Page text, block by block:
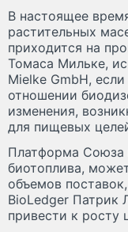
В настоящее
растительных
приходится на
Томаса Мильке,
Mielke GmbH,
отношении
изменения,
для пищевых
Платформа Союза
биотоплива,
объемов
BioLedger Патрик
привести к росту